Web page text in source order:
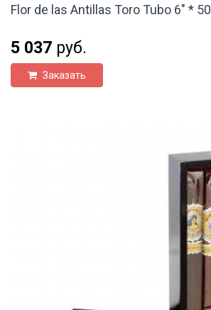
Flor de las Antillas Toro Tubo 6" * 50
5 037 руб.
Заказать